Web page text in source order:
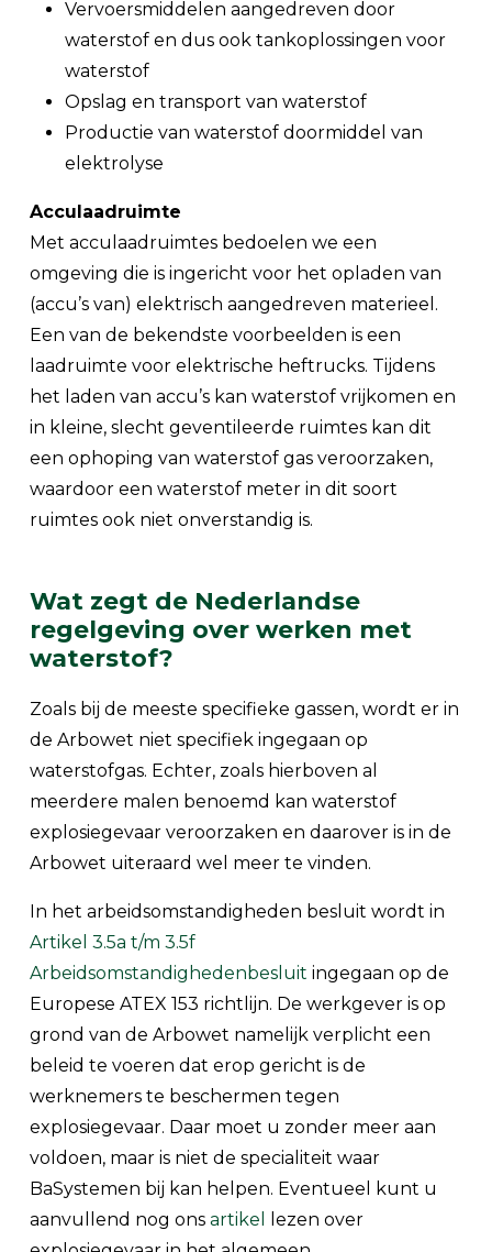
Vervoersmiddelen aangedreven door
waterstof en dus ook tankoplossingen voor
waterstof
Opslag en transport van waterstof
Productie van waterstof doormiddel van
elektrolyse
Acculaadruimte
Met acculaadruimtes bedoelen we een
omgeving die is ingericht voor het opladen van
(accu’s van) elektrisch aangedreven materieel.
Een van de bekendste voorbeelden is een
laadruimte voor elektrische heftrucks. Tijdens
het laden van accu’s kan waterstof vrijkomen en
in kleine, slecht geventileerde ruimtes kan dit
een ophoping van waterstof gas veroorzaken,
waardoor een waterstof meter in dit soort
ruimtes ook niet onverstandig is.
Wat zegt de Nederlandse
regelgeving over werken met
waterstof?
Zoals bij de meeste specifieke gassen, wordt er in
de Arbowet niet specifiek ingegaan op
waterstofgas. Echter, zoals hierboven al
meerdere malen benoemd kan waterstof
explosiegevaar veroorzaken en daarover is in de
Arbowet uiteraard wel meer te vinden.
In het arbeidsomstandigheden besluit wordt in
Artikel 3.5a t/m 3.5f
Arbeidsomstandighedenbesluit ingegaan op de
Europese ATEX 153 richtlijn. De werkgever is op
grond van de Arbowet namelijk verplicht een
beleid te voeren dat erop gericht is de
werknemers te beschermen tegen
explosiegevaar. Daar moet u zonder meer aan
voldoen, maar is niet de specialiteit waar
BaSystemen bij kan helpen. Eventueel kunt u
aanvullend nog ons artikel
lezen over